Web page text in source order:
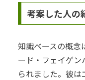
考案した人の
知識ベースの概念
ード・フェイゲン
られました。彼